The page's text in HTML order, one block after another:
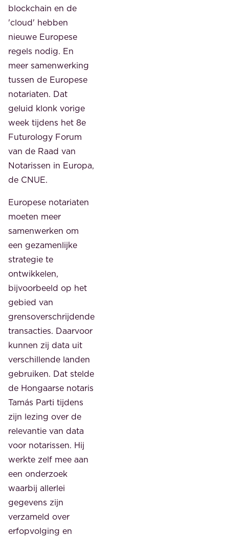
blockchain en de
'cloud' hebben
nieuwe Europese
regels nodig. En
meer samenwerking
tussen de Europese
notariaten. Dat
geluid klonk vorige
week tijdens het 8e
Futurology Forum
van de Raad van
Notarissen in Europa,
de CNUE.
Europese notariaten
moeten meer
samenwerken om
een gezamenlijke
strategie te
ontwikkelen,
bijvoorbeeld op het
gebied van
grensoverschrijdende
transacties. Daarvoor
kunnen zij data uit
verschillende landen
gebruiken. Dat stelde
de Hongaarse notaris
Tamás Parti tijdens
zijn lezing over de
relevantie van data
voor notarissen. Hij
werkte zelf mee aan
een onderzoek
waarbij allerlei
gegevens zijn
verzameld over
erfopvolging en